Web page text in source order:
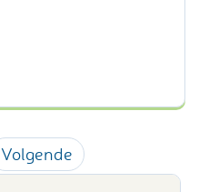
Volgende